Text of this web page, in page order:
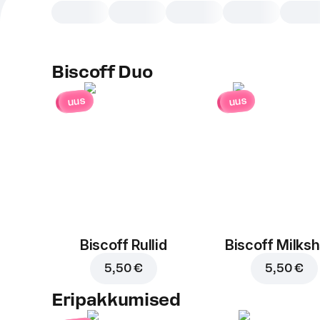
Biscoff Duo
uus
Biscoff Rullid
5,50 €
uus
Biscoff
5,50 €
Eripakkumised